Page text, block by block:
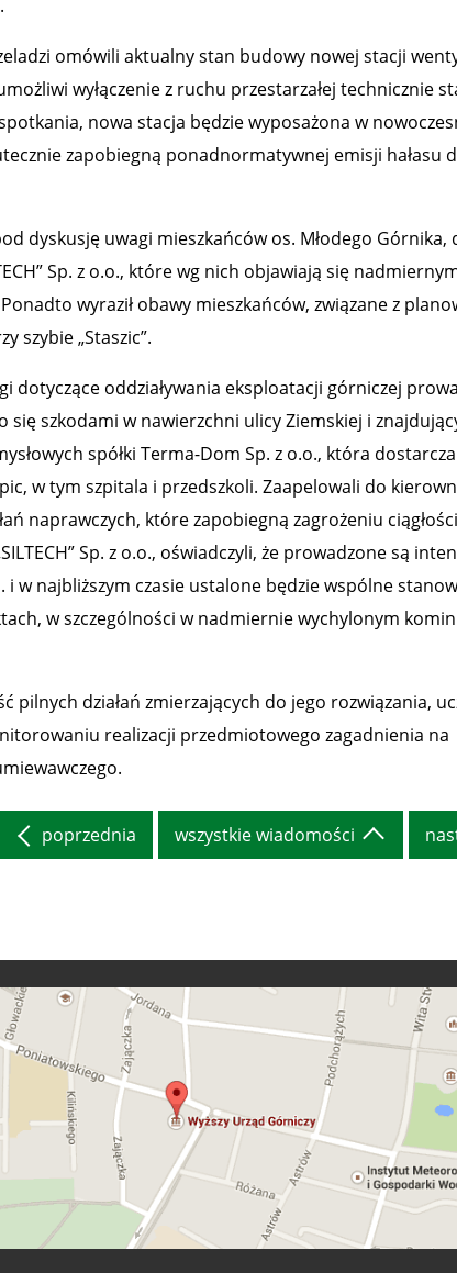
omówili aktualny stan budowy nowej stacji
wyłączenie z ruchu przestarzałej technicznie
nowa stacja będzie wyposażona w
zapobiegną ponadnormatywnej emisji hałasu
dyskusję uwagi mieszkańców os. Młodego Górnika,
Sp. z o.o., które wg nich objawiają się
wyraził obawy mieszkańców, związane z
szybie „Staszic”.
dotyczące oddziaływania eksploatacji górniczej
się szkodami w nawierzchni ulicy Ziemskiej i
spółki Terma-Dom Sp. z o.o., która
w tym szpitala i przedszkoli. Zaapelowali do
naprawczych, które zapobiegną zagrożeniu
Sp. z o.o., oświadczyli, że prowadzone są
i w najbliższym czasie ustalone będzie wspólne
w szczególności w nadmiernie wychylonym
pilnych działań zmierzających do jego rozwiązania,
realizacji przedmiotowego zagadnienia na
poprzednia wszystkie wiadomości